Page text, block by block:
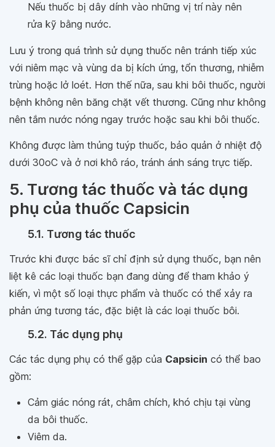
Nếu thuốc bị dây dính vào những vị trí này nên
rửa kỹ bằng nước.
Lưu ý trong quá trình sử dụng thuốc nên tránh tiếp xúc
với niêm mạc và vùng da bị kích ứng, tổn thương, nhiễm
trùng hoặc lở loét. Hơn thế nữa, sau khi bôi thuốc, người
bệnh không nên băng chặt vết thương. Cũng như không
nên tắm nước nóng ngay trước hoặc sau khi bôi thuốc.
Không được làm thủng tuýp thuốc, bảo quản ở nhiệt độ
dưới 30oC và ở nơi khô ráo, tránh ánh sáng trực tiếp.
5. Tương tác thuốc và tác dụng
phụ của thuốc Capsicin
5.1. Tương tác thuốc
Trước khi được bác sĩ chỉ định sử dụng thuốc, bạn nên
liệt kê các loại thuốc bạn đang dùng để tham khảo ý
kiến, vì một số loại thực phẩm và thuốc có thể xảy ra
phản ứng tương tác, đặc biệt là các loại thuốc bôi.
5.2. Tác dụng phụ
Các tác dụng phụ có thể gặp của Capsicin có thể bao
gồm:
Cảm giác nóng rát, châm chích, khó chịu tại vùng
da bôi thuốc.
Viêm da.